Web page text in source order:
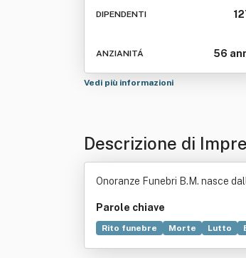
DIPENDENTI
ANZIANITÁ 56
Vedi più informazioni
Descrizione di
Onoranze Funebri B.M. nasce
Parole chiave
Rito funebre Morte Lutto